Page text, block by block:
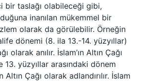
bir taslağı olabileceği gibi,
inanılan mükemmel bir
olarak da görülebilir. Örneğin
dönemi (8. ila 13.-14. yüzyıllar)
olarak anılır. İslam’ın Altın Çağı
13. yüzyıllar arasındaki dönem
Altın Çağı olarak adlandırılır. İslam